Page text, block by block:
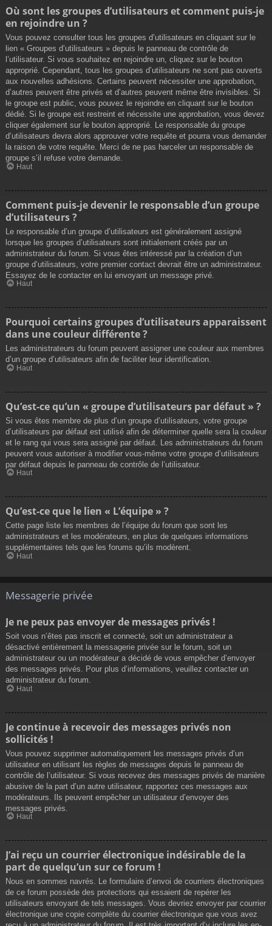
Où sont les groupes d’utilisateurs et comment puis-je
en rejoindre un ?
Vous pouvez consulter tous les groupes d’utilisateurs en cliquant sur le
lien « Groupes d’utilisateurs » depuis le panneau de contrôle de
l’utilisateur. Si vous souhaitez en rejoindre un, cliquez sur le bouton
approprié. Cependant, tous les groupes d’utilisateurs ne sont pas ouverts
aux nouvelles adhésions. Certains peuvent nécessiter une approbation,
d’autres peuvent être privés et d’autres peuvent même être invisibles. Si
le groupe est public, vous pouvez le rejoindre en cliquant sur le bouton
dédié. Si le groupe est restreint et nécessite une approbation, vous devez
cliquer également sur le bouton approprié. Le responsable du groupe
d’utilisateurs devra alors approuver votre requête et pourra vous demander
la raison de votre requête. Merci de ne pas harceler un responsable de
groupe s’il refuse votre demande.
Haut
Comment puis-je devenir le responsable d’un groupe
d’utilisateurs ?
Le responsable d’un groupe d’utilisateurs est généralement assigné
lorsque les groupes d’utilisateurs sont initialement créés par un
administrateur du forum. Si vous êtes intéressé par la création d’un
groupe d’utilisateurs, votre premier contact devrait être un administrateur.
Essayez de le contacter en lui envoyant un message privé.
Haut
Pourquoi certains groupes d’utilisateurs apparaissent
dans une couleur différente ?
Les administrateurs du forum peuvent assigner une couleur aux membres
d’un groupe d’utilisateurs afin de faciliter leur identification.
Haut
Qu’est-ce qu’un « groupe d’utilisateurs par défaut » ?
Si vous êtes membre de plus d’un groupe d’utilisateurs, votre groupe
d’utilisateurs par défaut est utilisé afin de déterminer quelle sera la couleur
et le rang qui vous sera assigné par défaut. Les administrateurs du forum
peuvent vous autoriser à modifier vous-même votre groupe d’utilisateurs
par défaut depuis le panneau de contrôle de l’utilisateur.
Haut
Qu’est-ce que le lien « L’équipe » ?
Cette page liste les membres de l’équipe du forum que sont les
administrateurs et les modérateurs, en plus de quelques informations
supplémentaires tels que les forums qu’ils modèrent.
Haut
Messagerie privée
Je ne peux pas envoyer de messages privés !
Soit vous n’êtes pas inscrit et connecté, soit un administrateur a
désactivé entièrement la messagerie privée sur le forum, soit un
administrateur ou un modérateur a décidé de vous empêcher d’envoyer
des messages privés. Pour plus d’informations, veuillez contacter un
administrateur du forum.
Haut
Je continue à recevoir des messages privés non
sollicités !
Vous pouvez supprimer automatiquement les messages privés d’un
utilisateur en utilisant les règles de messages depuis le panneau de
contrôle de l’utilisateur. Si vous recevez des messages privés de manière
abusive de la part d’un autre utilisateur, rapportez ces messages aux
modérateurs. Ils peuvent empêcher un utilisateur d’envoyer des
messages privés.
Haut
J’ai reçu un courrier électronique indésirable de la
part de quelqu’un sur ce forum !
Nous en sommes navrés. Le formulaire d’envoi de courriers électroniques
de ce forum possède des protections qui essaient de repérer les
utilisateurs envoyant de tels messages. Vous devriez envoyer par courrier
électronique une copie complète du courrier électronique que vous avez